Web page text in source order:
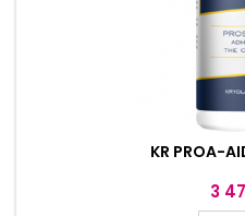
KR PROA-
Ár
3